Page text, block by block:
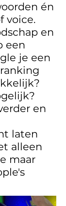
én
voice.
en
een
je een
en
laten
alleen
maar